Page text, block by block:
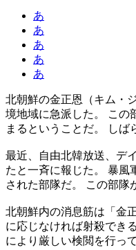
あ
あ
あ
あ
あ
北朝鮮の金正恩（キム・
境地域に急派した。 この
まるということだ。 しば
最近、自由北韓放送、デ
たと一斉に報じた。 暴風
された部隊だ。 この部隊
北朝鮮内の消息筋は「金
に応じなければ射殺でき
により厳しい検閲を行っ